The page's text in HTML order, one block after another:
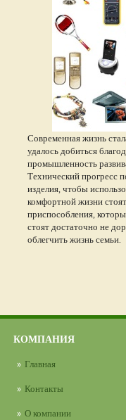
Современная жизнь
удалось добиться
промышленность
Технический прогресс
изделия, чтобы
комфортной жизни
приспособления,
стоят достаточно не
облегчить жизнь семьи.
КОМПАНИЯ
Главная
Контакты
О компании